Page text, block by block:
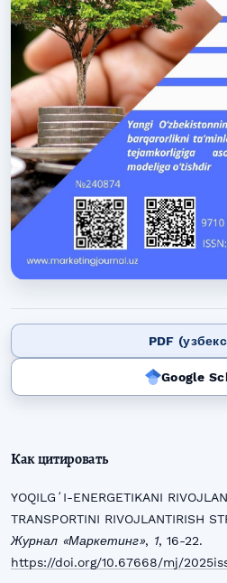
PDF
Google
Как цитировать
YOQILGʻI-ENERGETIKANI
TRANSPORTINI RIVOJLANTIRISH
Журнал «Маркетинг», 1, 16-22.
https://doi.org/10.67668/mj/